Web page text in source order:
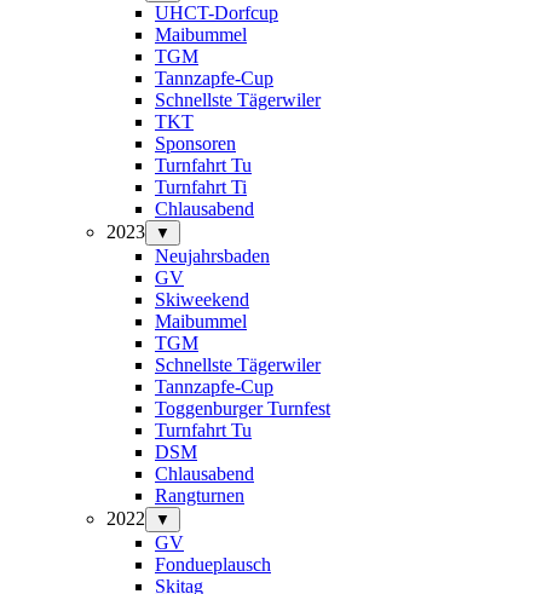
UHCT-Dorfcup
Maibummel
TGM
Tannzapfe-Cup
Schnellste Tägerwiler
TKT
Sponsoren
Turnfahrt Tu
Turnfahrt Ti
Chlausabend
2023
▼
Neujahrsbaden
GV
Skiweekend
Maibummel
TGM
Schnellste Tägerwiler
Tannzapfe-Cup
Toggenburger Turnfest
Turnfahrt Tu
DSM
Chlausabend
Rangturnen
2022
▼
GV
Fondueplausch
Skitag